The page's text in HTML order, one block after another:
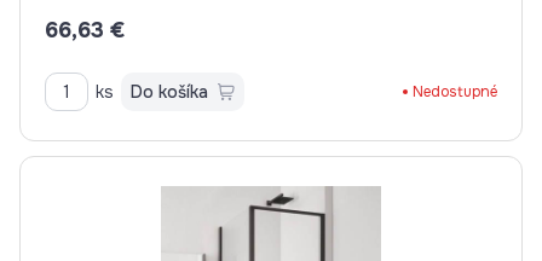
66,63 €
ks Do košíka Nedostupné